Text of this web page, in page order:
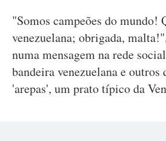
"Somos campeões do mundo!
venezuelana; obrigada,
numa mensagem na rede
bandeira venezuelana e
'arepas', um prato típico da